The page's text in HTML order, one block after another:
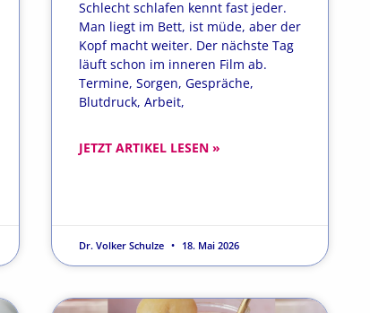
Schlecht schlafen kennt fast jeder.
Man liegt im Bett, ist müde, aber der
Kopf macht weiter. Der nächste Tag
läuft schon im inneren Film ab.
Termine, Sorgen, Gespräche,
Blutdruck, Arbeit,
JETZT ARTIKEL LESEN »
Dr. Volker Schulze 18. Mai 2026